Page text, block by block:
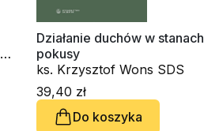
Działanie duchów w stanach
pokusy
ks. Krzysztof Wons SDS
39,40 zł
Do koszyka